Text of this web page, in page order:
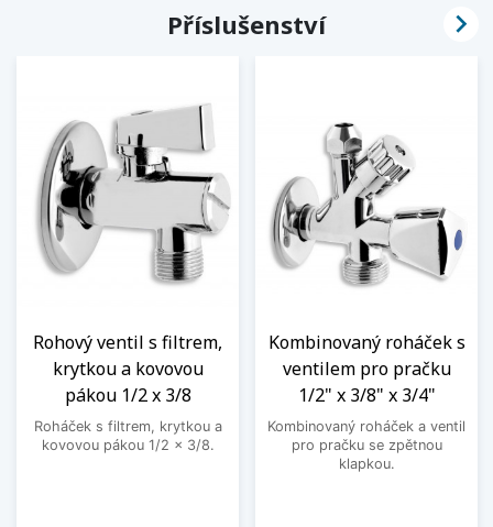
Příslušenství
Rohový ventil s filtrem,
krytkou a kovovou
pákou 1/2 x 3/8
Roháček s filtrem, krytkou a
kovovou pákou 1/2 x 3/8.
Kombinovaný roháček s
ventilem pro pračku
1/2" x 3/8" x 3/4"
Kombinovaný roháček a ventil
pro pračku se zpětnou
klapkou.
